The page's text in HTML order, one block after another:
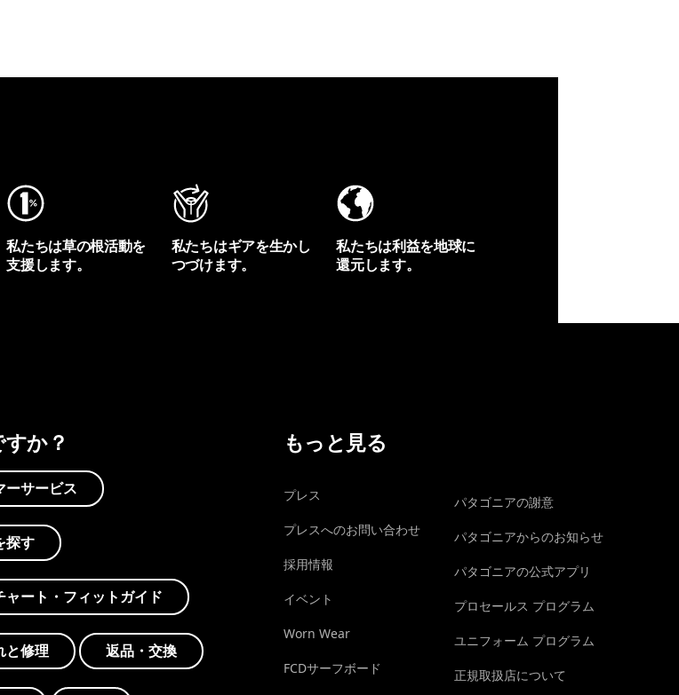
私たちは草の根活動を
支援します。
私たちはギアを生かし
つづけます。
私たちは利益を地球に
還元します。
か？
ーサービス
探す
ャート・フィットガイド
と修理 返品・交換
もっと見る
プレス
プレスへのお問い合わせ
採用情報
イベント
Worn Wear
FCDサーフボード
パタゴニアの謝意
パタゴニアからのお知らせ
パタゴニアの公式アプリ
プロセールス プログラム
ユニフォーム プログラム
正規取扱店について